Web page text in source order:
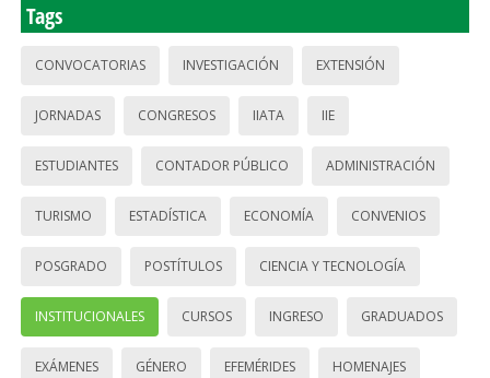
Tags
CONVOCATORIAS INVESTIGACIÓN EXTENSIÓN
JORNADAS CONGRESOS IIATA IIE
ESTUDIANTES CONTADOR PÚBLICO ADMINISTRACIÓN
TURISMO ESTADÍSTICA ECONOMÍA CONVENIOS
POSGRADO POSTÍTULOS CIENCIA Y TECNOLOGÍA
INSTITUCIONALES CURSOS INGRESO GRADUADOS
EXÁMENES GÉNERO EFEMÉRIDES HOMENAJES